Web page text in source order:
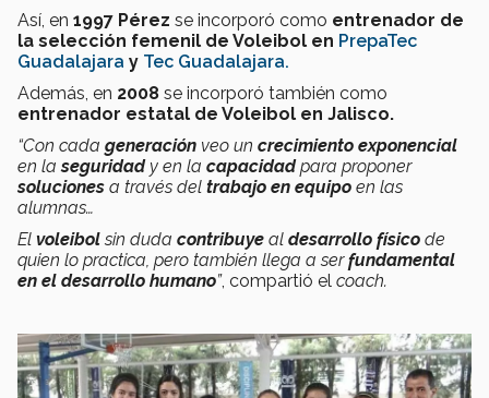
Así, en 1997 Pérez se incorporó como entrenador de
la selección femenil de Voleibol en PrepaTec
Guadalajara y Tec Guadalajara.
Además, en 2008 se incorporó también como
entrenador estatal de Voleibol en Jalisco.
“Con cada generación veo un crecimiento exponencial
en laseguridady en la capacidadpara proponer
soluciones a través del trabajo en equipo en las
alumnas…
El voleibolsin duda contribuye al desarrollo físico de
quien lo practica, pero también llega a serfundamental
en el desarrollo humano”, compartió el coach.